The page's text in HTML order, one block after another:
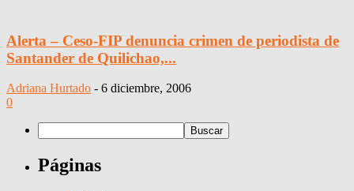
Alerta – Ceso-FIP denuncia crimen de periodista de
Santander de Quilichao,...
Adriana Hurtado - 6 diciembre, 2006
0
Páginas